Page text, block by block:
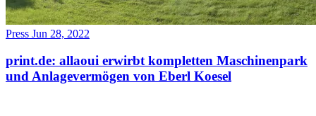
Press Jun 28, 2022
print.de: allaoui erwirbt kompletten Maschinenpark
und Anlagevermögen von Eberl Koesel